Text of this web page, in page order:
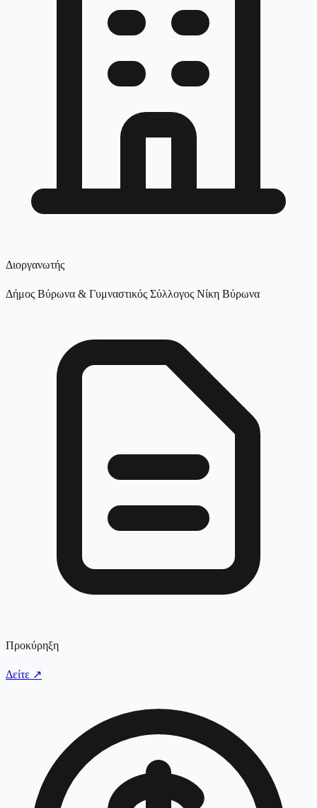
Διοργανωτής
Δήμος Βύρωνα & Γυμναστικός Σύλλογος Νίκη Βύρωνα
Προκύρηξη
Δείτε ↗